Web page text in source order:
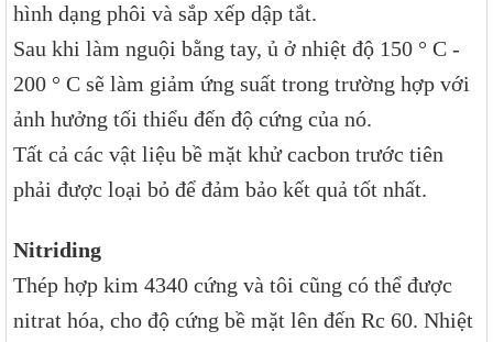
hình dạng phôi và sắp xếp dập tắt.
Sau khi làm nguội bằng tay, ủ ở nhiệt độ 150 ° C -
200 ° C sẽ làm giảm ứng suất trong trường hợp với
ảnh hưởng tối thiểu đến độ cứng của nó.
Tất cả các vật liệu bề mặt khử cacbon trước tiên
phải được loại bỏ để đảm bảo kết quả tốt nhất.
Nitriding
Thép hợp kim 4340 cứng và tôi cũng có thể được
nitrat hóa, cho độ cứng bề mặt lên đến Rc 60. Nhiệt